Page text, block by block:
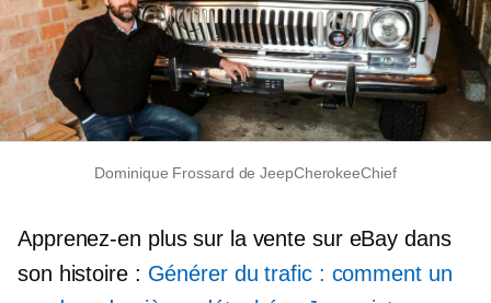
Dominique Frossard de JeepCherokeeChief
Apprenez-en plus sur la vente sur eBay dans
son histoire : Générer du trafic : comment un